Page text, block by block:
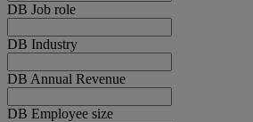
DB Job role
DB Industry
DB Annual Revenue
DB Employee size